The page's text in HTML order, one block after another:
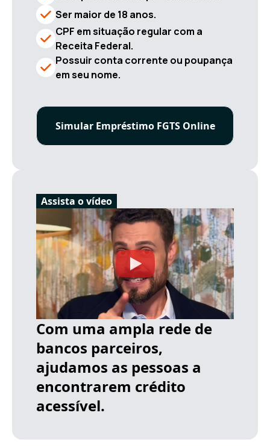
Ser maior de 18 anos.
CPF em situação regular com a
Receita Federal.
Possuir conta corrente ou poupança
em seu nome.
Simular Empréstimo FGTS Online
Assista o vídeo
Com uma ampla rede de
bancos parceiros,
ajudamos as pessoas a
encontrarem crédito
acessível.